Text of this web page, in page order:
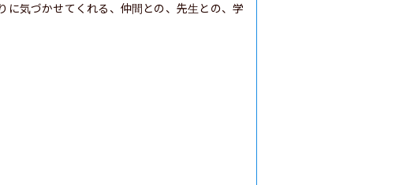
に気づかせてくれる、仲間との、先生との、学